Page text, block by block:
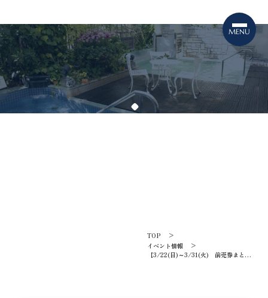
TOP
イベント情報
【3/22(日)～3/31(火) 前売券まとめ